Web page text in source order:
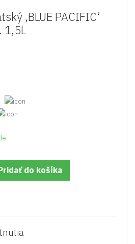
‚BLUE PACIFIC‘
1,5L
do košíka